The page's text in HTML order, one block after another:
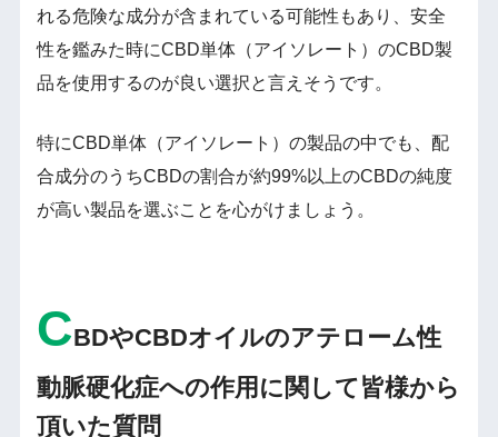
れる危険な成分が含まれている可能性もあり、安全
性を鑑みた時にCBD単体（アイソレート）のCBD製
品を使用するのが良い選択と言えそうです。
特にCBD単体（アイソレート）の製品の中でも、配
合成分のうちCBDの割合が約99%以上のCBDの純度
が高い製品を選ぶことを心がけましょう。
CBDやCBDオイルのアテローム性
動脈硬化症への作用に関して皆様から
頂いた質問